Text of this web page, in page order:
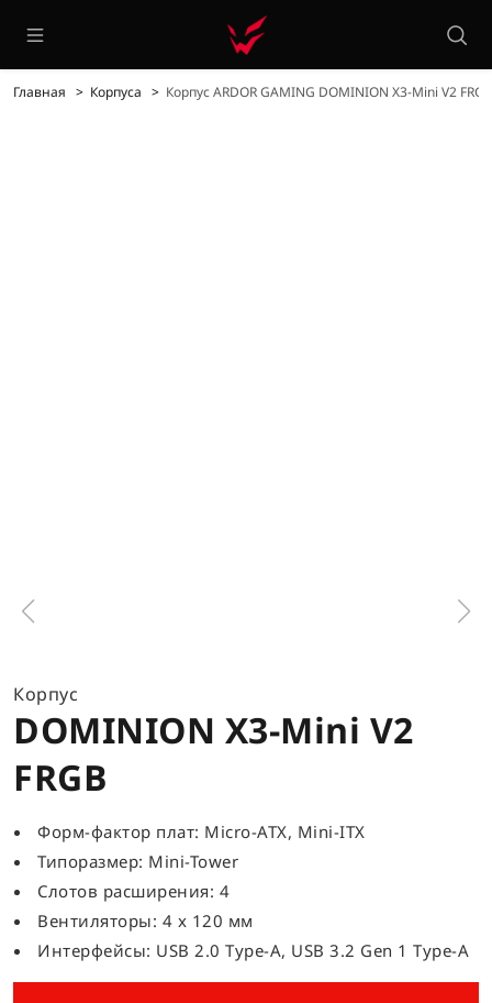
Главная Корпуса Корпус ARDOR GAMING DOMINION X3-Mini V2 FRGB
Корпус
DOMINION X3-Mini V2
FRGB
Форм-фактор плат: Micro-ATX, Mini-ITX
Типоразмер: Mini-Tower
Слотов расширения: 4
Вентиляторы: 4 x 120 мм
Интерфейсы: USB 2.0 Type-A, USB 3.2 Gen 1 Type-A